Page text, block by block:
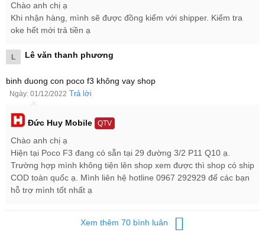
Chào anh chị ạ
Khi nhận hàng, mình sẽ được đồng kiểm với shipper. Kiểm tra
oke hết mới trả tiền ạ
L Lê văn thanh phương
binh duong con poco f3 không vay shop
Ngày: 01/12/2022 Trả lời
Đức Huy Mobile QTV
Chào anh chị ạ
Hiện tại Poco F3 đang có sẵn tại 29 đường 3/2 P11 Q10 ạ.
Trường hợp mình không tiện lên shop xem được thì shop có ship
COD toàn quốc ạ. Mình liên hệ hotline 0967 292929 để các bạn
hỗ trợ mình tốt nhất ạ
Xem thêm 70 bình luân